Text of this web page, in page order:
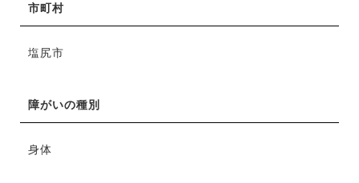
市町村
塩尻市
障がいの種別
身体